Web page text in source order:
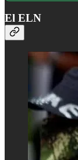
El ELN